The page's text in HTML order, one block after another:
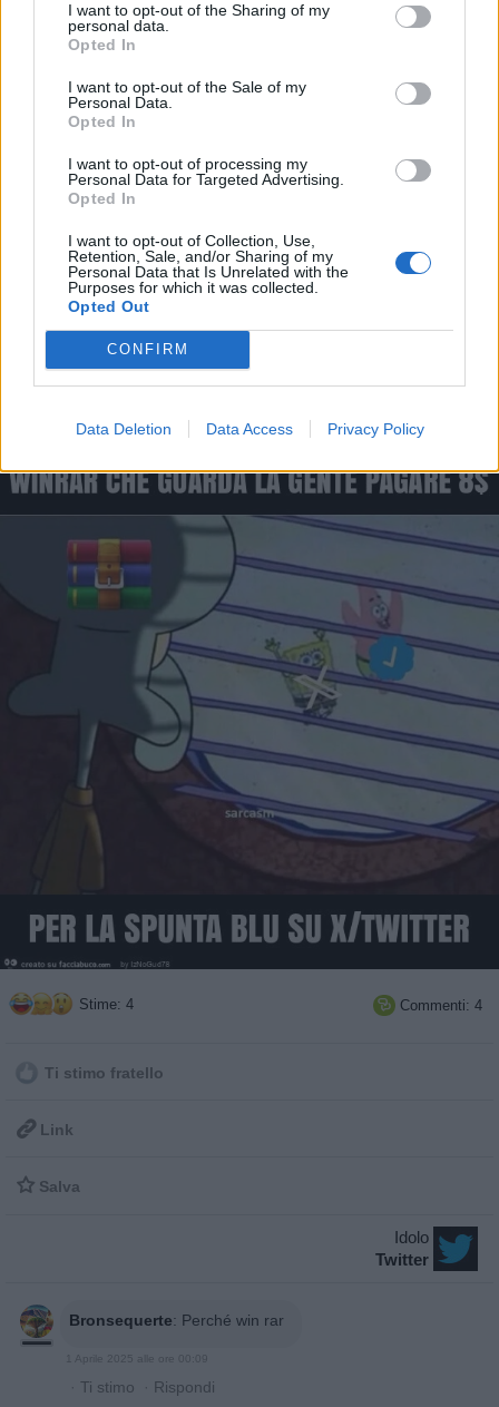
I want to opt-out of the Sharing of my
personal data.
Opted In
I want to opt-out of the Sale of my
Personal Data.
Opted In
I want to opt-out of processing my
Personal Data for Targeted Advertising.
Opted In
I want to opt-out of Collection, Use,
Retention, Sale, and/or Sharing of my
Personal Data that Is Unrelated with the
Purposes for which it was collected.
Opted Out
CONFIRM
Data Deletion Data Access Privacy Policy
Quaranty:Dr00py
9 Maggio 2025 alle ore 22:01
·Ti stimo·
Vaccata
1 Aprile 2025 - 4.035 visualizzazioni
Stime: 4  Commenti: 4
Ti stimo fratello
 Link
 Salva
Idolo
Twitter
Bronsequerte: Perché win rar
1 Aprile 2025 alle ore 00:09
· Ti stimo · Rispondi